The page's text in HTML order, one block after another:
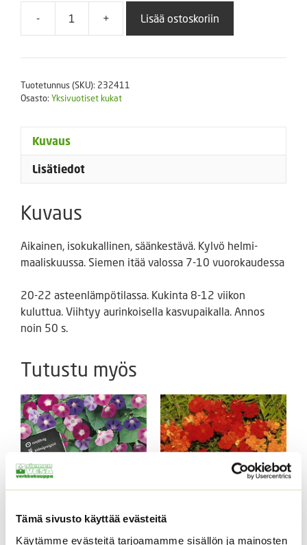
Tämä sivusto käyttää evästeitä
Käytämme evästeitä tarjoamamme sisällön ja mainosten
-
Petunia
Rider
Deep
+ Lisää ostoskoriin
Tuotetunnus (SKU): 232411
Osasto: Yksivuotiset kukat
Kuvaus
Lisätiedot
Kuvaus
Aikainen, isokukallinen, säänkestävä. Kylvö helmi-
maaliskuussa. Siemen itää valossa 7-10 vuorokaudessa
20-22 asteenlämpötilassa. Kukinta 8-12 viikon
kuluttua. Viihtyy aurinkoisella kasvupaikalla. Annos
noin 50 s.
Tutustu myös
Aitoelämänlanka
Keltakosmoskukka